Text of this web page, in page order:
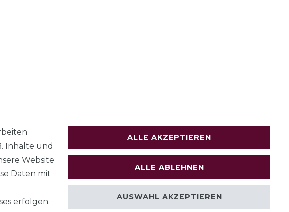
Inhalte und
Website
Daten mit
erfolgen.
ALLE AKZEPTIEREN
ALLE ABLEHNEN
AUSWAHL AKZEPTIEREN